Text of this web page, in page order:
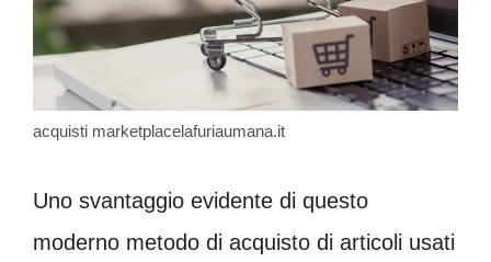
acquisti marketplacelafuriaumana.it
Uno svantaggio evidente di questo
moderno metodo di acquisto di articoli usati